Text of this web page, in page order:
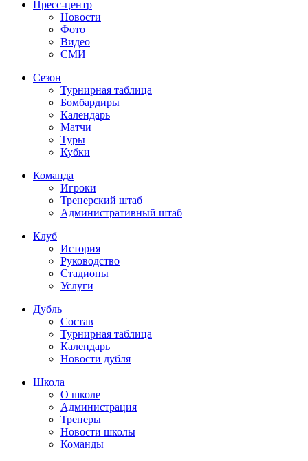
Пресс-центр
Новости
Фото
Видео
СМИ
Сезон
Турнирная таблица
Бомбардиры
Календарь
Матчи
Туры
Кубки
Команда
Игроки
Тренерский штаб
Административный штаб
Клуб
История
Руководство
Стадионы
Услуги
Дубль
Состав
Турнирная таблица
Календарь
Новости дубля
Школа
О школе
Администрация
Тренеры
Новости школы
Команды